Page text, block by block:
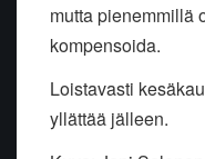
mutta pienemmillä
kompensoida.
Loistavasti
yllättää jälleen.